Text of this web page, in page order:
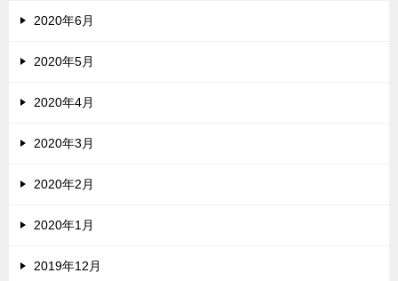
2020年6月
2020年5月
2020年4月
2020年3月
2020年2月
2020年1月
2019年12月